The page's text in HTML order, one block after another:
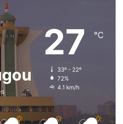
27 ℃
33º - 22º
72%
4.1 km/h